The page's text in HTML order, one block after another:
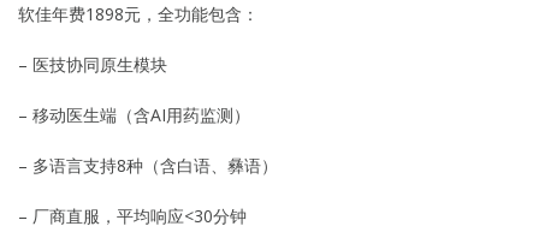
软佳年费1898元，全功能包含：
– 医技协同原生模块
– 移动医生端（含AI用药监测）
– 多语言支持8种（含白语、彝语）
– 厂商直服，平均响应<30分钟